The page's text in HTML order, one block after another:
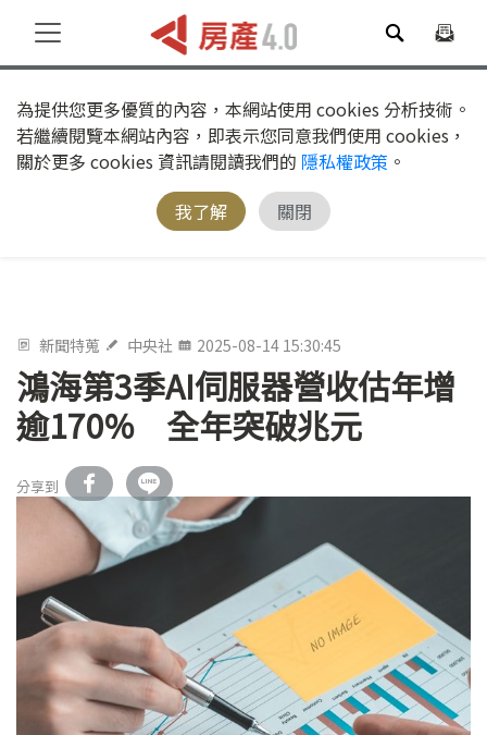
為提供您更多優質的內容，本網站使用 cookies 分析技術。
若繼續閱覽本網站內容，即表示您同意我們使用 cookies，
關於更多 cookies 資訊請閱讀我們的 隱私權政策 。
我了解
關閉
新聞特蒐 中央社 2025-08-14 15:30:45
鴻海第3季AI伺服器營收估年增
逾170% 全年突破兆元
分享到